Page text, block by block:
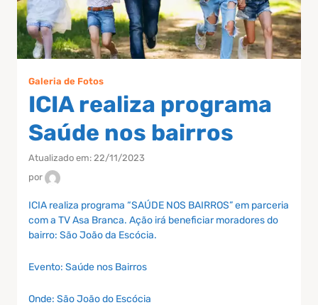
Galeria de Fotos
ICIA realiza programa
Saúde nos bairros
Atualizado em: 22/11/2023
por
ICIA realiza programa “SAÚDE NOS BAIRROS” em parceria
com a TV Asa Branca. Ação irá beneficiar moradores do
bairro: São João da Escócia.
Evento: Saúde nos Bairros
Onde: São João do Escócia